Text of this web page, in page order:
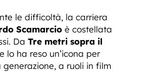
le difficoltà, la carriera
Scamarcio è costellata
Da Tre metri sopra il
lo ha reso un’icona per
generazione, a ruoli in film